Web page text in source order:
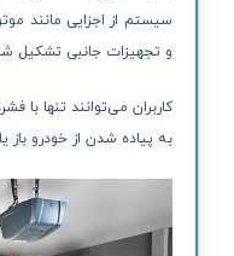
سیستم از اجزایی مانند
و تجهیزات جانبی تشکیل
کاربران می‌توانند تنها با
به پیاده شدن از خودرو باز